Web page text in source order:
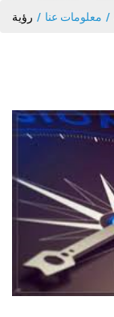
معلومات عنا رؤية